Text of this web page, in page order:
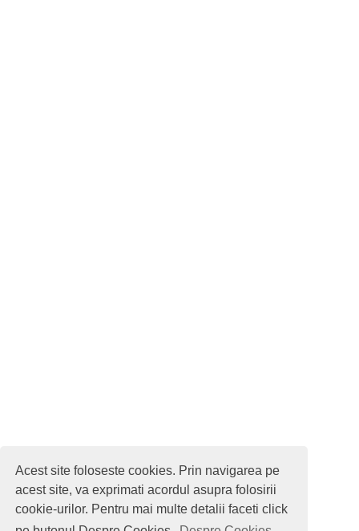
Acest site foloseste cookies. Prin navigarea pe
acest site, va exprimati acordul asupra folosirii
cookie-urilor. Pentru mai multe detalii faceti click